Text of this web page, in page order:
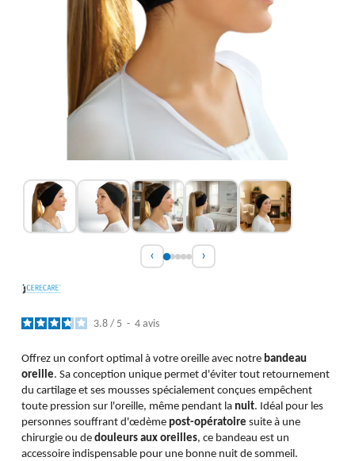
‹ ›
3.8 / 5 - 4 avis
Offrez un confort optimal à votre oreille avec notre bandeau
oreille. Sa conception unique permet d'éviter tout retournement
du cartilage et ses mousses spécialement conçues empêchent
toute pression sur l'oreille, même pendant la nuit. Idéal pour les
personnes souffrant d'œdème post-opératoire suite à une
chirurgie ou de douleurs aux oreilles, ce bandeau est un
accessoire indispensable pour une bonne nuit de sommeil.